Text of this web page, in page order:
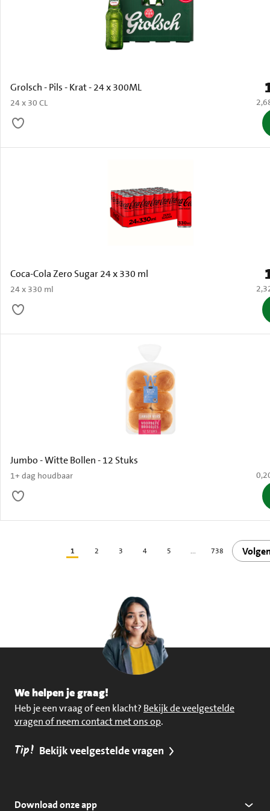
Grolsch - Pils - Krat - 24 x 300ML
24 x 30 CL €
Coca-Cola Zero Sugar 24 x 330 ml
24 x 330 ml €
Jumbo - Witte Bollen - 12 Stuks
1+ dag houdbaar €
1 2 3 4 5 ... 738
We helpen je graag!
Heb je een vraag of een klacht? Bekijk de veelgestelde
vragen of neem contact met ons op.
Tip! Bekijk veelgestelde vragen
Download onze app